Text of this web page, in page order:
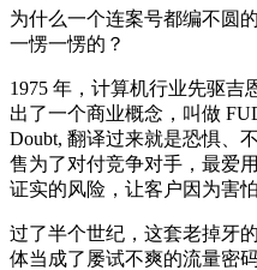
为什么一个连案号都编不圆
一愣一愣的？
1975 年，计算机行业先驱吉
出了一个商业概念，叫做
Doubt, 翻译过来就是恐惧、
售为了对付竞争对手，最爱
证实的风险，让客户因为害
过了半个世纪，这套老掉牙
体当成了屡试不爽的流量密码